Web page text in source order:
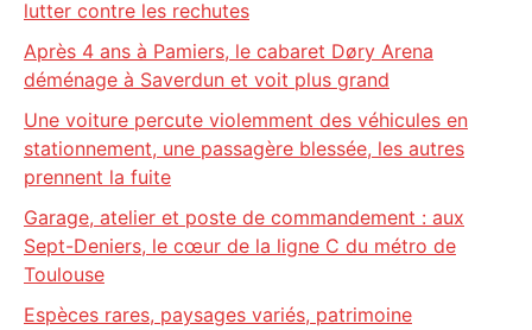
lutter contre les rechutes
Après 4 ans à Pamiers, le cabaret Døry Arena
déménage à Saverdun et voit plus grand
Une voiture percute violemment des véhicules en
stationnement, une passagère blessée, les autres
prennent la fuite
Garage, atelier et poste de commandement : aux
Sept-Deniers, le cœur de la ligne C du métro de
Toulouse
Espèces rares, paysages variés, patrimoine